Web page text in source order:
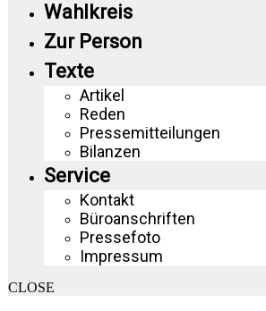
Wahlkreis
Zur Person
Texte
Artikel
Reden
Pressemitteilungen
Bilanzen
Service
Kontakt
Büroanschriften
Pressefoto
Impressum
CLOSE